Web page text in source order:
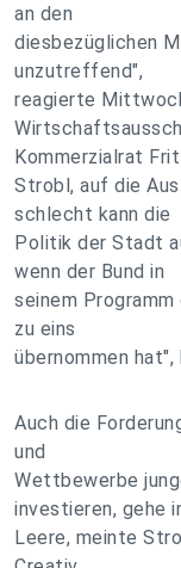
an den
diesbezüglichen
unzutreffend",
reagierte
Kommerzialrat
Strobl, auf die
schlecht kann die
Politik der Stadt
wenn der Bund in
seinem
zu eins
übernommen
Auch die
und
Wettbewerbe
investieren, gehe
Leere, meinte